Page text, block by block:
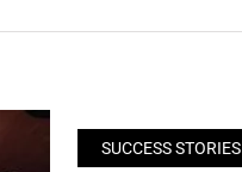
SUCCESS STORIES